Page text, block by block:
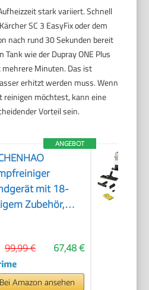
stark variiert. Schnell
SC 3 EasyFix oder dem
nach rund 30 Sekunden bereit
wie der Dupray ONE Plus
Minuten. Das ist
erhitzt werden muss. Wenn
reinigen möchtest, kann eine
Vorteil sein.
ANGEBOT
mit 18-
Zubehör,
– 99,99%
& 100%
67,48 €
99,99 €
Amazon ansehen